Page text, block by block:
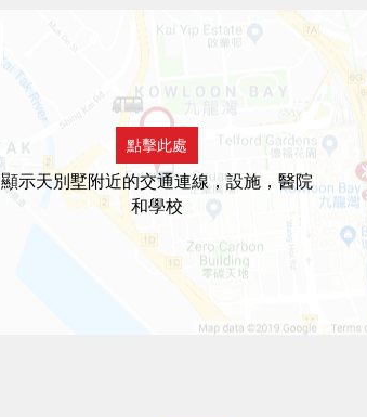
點擊此處
顯示天別墅附近的交通連線，設施，醫院
和學校